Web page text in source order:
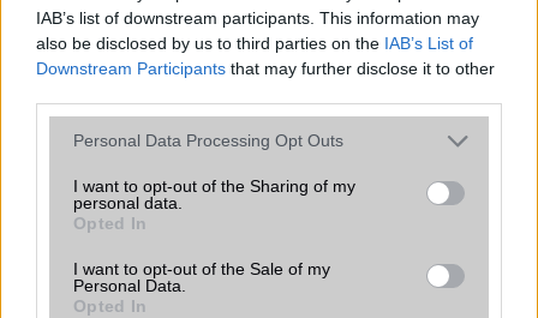
IAB’s list of downstream participants. This information may
also be disclosed by us to third parties on the IAB’s List of
Downstream Participants that may further disclose it to other
Please note that this website/app uses one or more Google
not limited to your visit or usage behaviour. You may click to
grant or deny consent to Google and its third-party tags to
use your data for below specified purposes in below Google
consent section.
Personal Data Processing Opt Outs
I want to opt-out of the Sharing of my
personal data.
Opted In
I want to opt-out of the Sale of my
Personal Data.
Opted In
TELEFONOK GYORSLISTA
Márka :